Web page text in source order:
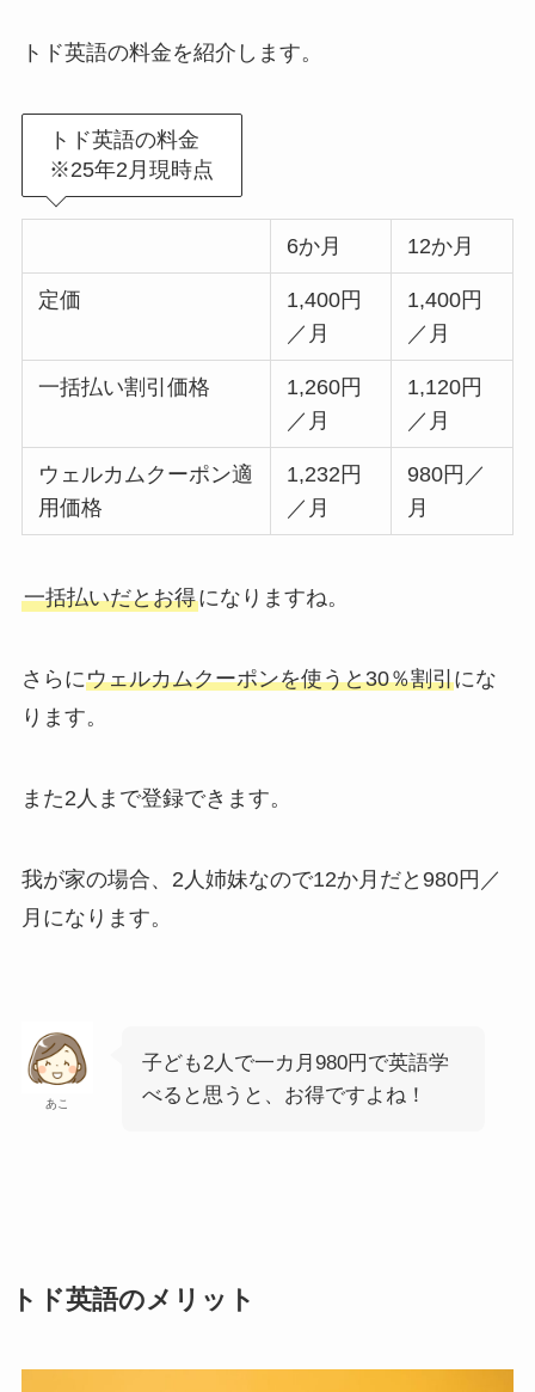
トド英語の料金を紹介します。
トド英語の料金
※25年2月現時点
6か月 12か月
定価
1,400円
／月
1,400円
／月
一括払い割引価格
1,260円
／月
1,120円
／月
ウェルカムクーポン適
用価格
1,232円
／月
980円／
月
一括払いだとお得になりますね。
さらにウェルカムクーポンを使うと30％割引にな
ります。
また2人まで登録できます。
我が家の場合、2人姉妹なので12か月だと980円／
月になります。
あこ
子ども2人で一カ月980円で英語学
べると思うと、お得ですよね！
トド英語のメリット